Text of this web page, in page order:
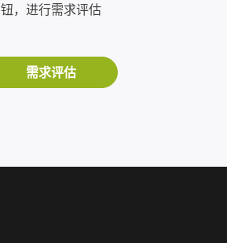
钮，进行需求评估
需求评估